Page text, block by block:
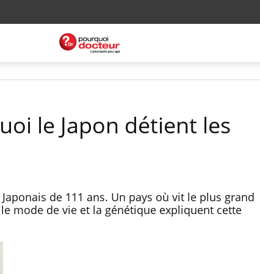
le Japon détient les
de 111 ans. Un pays où vit le plus grand
mode de vie et la génétique expliquent cette